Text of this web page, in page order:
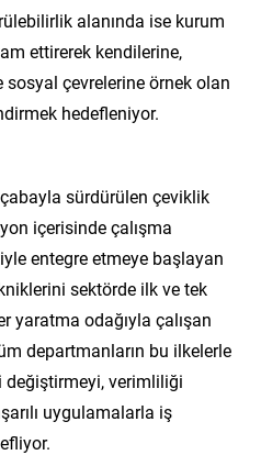
alanında ise kurum
ettirerek kendilerine,
sosyal çevrelerine örnek olan
hedefleniyor.
sürdürülen çeviklik
içerisinde çalışma
entegre etmeye başlayan
sektörde ilk ve tek
yaratma odağıyla çalışan
departmanların bu ilkelerle
değiştirmeyi, verimliliği
uygulamalarla iş